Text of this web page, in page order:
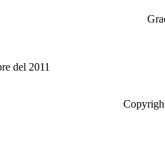
del 2011